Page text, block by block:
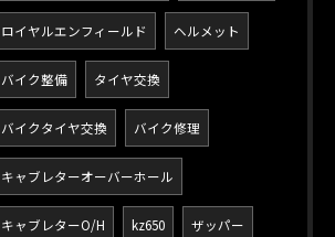
ロイヤルエンフィールド ヘルメット
バイク整備 タイヤ交換
バイクタイヤ交換 バイク修理
キャブレターオーバーホール
キャブレターO/H kz650 ザッパー